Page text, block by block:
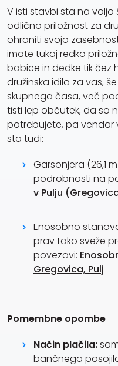
V isti stavbi sta na
odlično priložnost za
ohraniti svojo
imate tukaj redko
babice in dedke tik čez
družinska idila za vas,
skupnega časa, več
tisti lep občutek, da so
potrebujete, pa vendar
sta tudi:
Garsonjera (26,1
podrobnosti na
v Pulju
Enosobno
prav tako sveže
povezavi:
Gregovica, Pulj
Pomembne opombe
Način plačila:
bančnega